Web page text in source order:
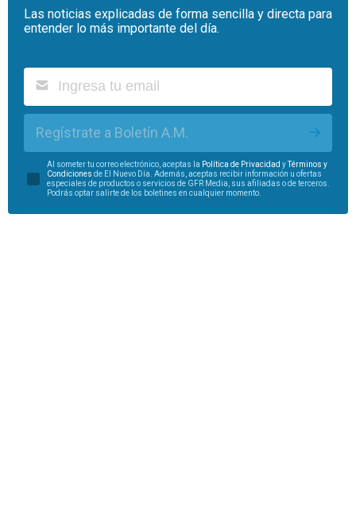
Las noticias explicadas de forma sencilla y directa para
entender lo más importante del día.
Regístrate a Boletín A.M.
Al someter tu correo electrónico, aceptas la Política de Privacidad yTérminos y
Condiciones de El Nuevo Día. Además, aceptas recibir información u ofertas
especiales de productos o servicios de GFR Media, sus afiliadas o de terceros.
Podrás optar salirte de los boletines en cualquier momento.